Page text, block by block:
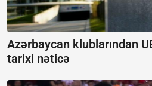
Azərbaycan klublarından
tarixi nəticə